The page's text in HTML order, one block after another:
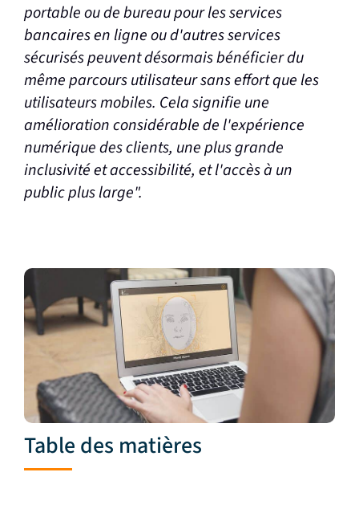
portable ou de bureau pour les services
bancaires en ligne ou d'autres services
sécurisés peuvent désormais bénéficier du
même parcours utilisateur sans effort que les
utilisateurs mobiles. Cela signifie une
amélioration considérable de l'expérience
numérique des clients, une plus grande
inclusivité et accessibilité, et l'accès à un
public plus large".
Table des matières